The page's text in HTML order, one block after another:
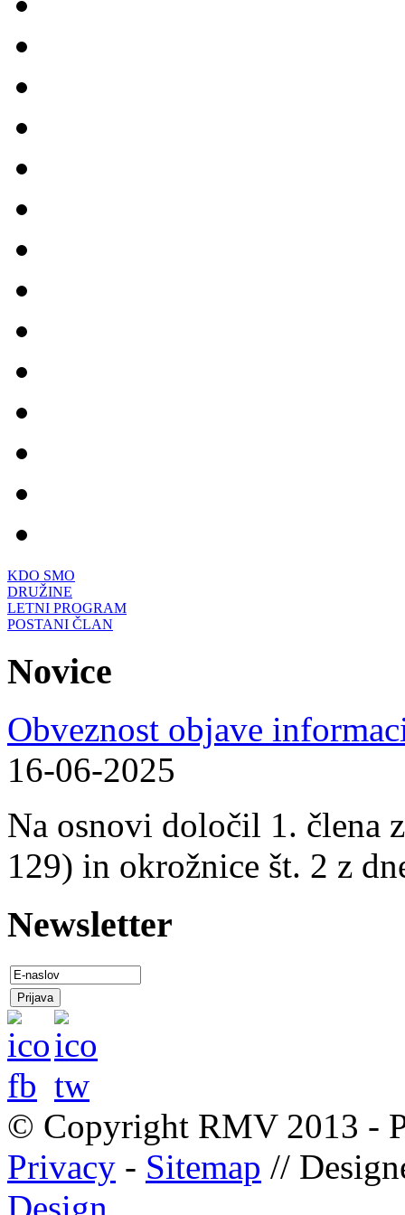
KDO SMO
DRUŽINE
LETNI PROGRAM
POSTANI ČLAN
Novice
Obveznost objave
16-06-2025
Na osnovi določil 1. člena
129) in okrožnice št. 2 z
Newsletter
© Copyright RMV 2013 -
Privacy - Sitemap //
Design